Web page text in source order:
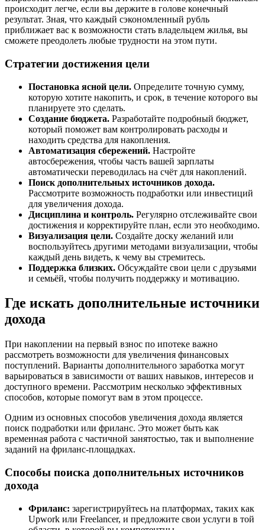
происходит легче, если вы держите в голове конечный
результат. Зная, что каждый сэкономленный рубль
приближает вас к возможности стать владельцем жилья, вы
сможете преодолеть любые трудности на этом пути.
Стратегии достижения цели
Постановка ясной цели. Определите точную сумму,
которую хотите накопить, и срок, в течение которого вы
планируете это сделать.
Создание бюджета. Разработайте подробный бюджет,
который поможет вам контролировать расходы и
находить средства для накопления.
Автоматизация сбережений. Настройте
автосбережения, чтобы часть вашей зарплаты
автоматически переводилась на счёт для накоплений.
Поиск дополнительных источников дохода.
Рассмотрите возможность подработки или инвестиций
для увеличения дохода.
Дисциплина и контроль. Регулярно отслеживайте свои
достижения и корректируйте план, если это необходимо.
Визуализация цели. Создайте доску желаний или
воспользуйтесь другими методами визуализации, чтобы
каждый день видеть, к чему вы стремитесь.
Поддержка близких. Обсуждайте свои цели с друзьями
и семьёй, чтобы получить поддержку и мотивацию.
Где искать дополнительные источники
дохода
При накоплении на первый взнос по ипотеке важно
рассмотреть возможности для увеличения финансовых
поступлений. Варианты дополнительного заработка могут
варьироваться в зависимости от ваших навыков, интересов и
доступного времени. Рассмотрим несколько эффективных
способов, которые помогут вам в этом процессе.
Одним из основных способов увеличения дохода является
поиск подработки или фриланс. Это может быть как
временная работа с частичной занятостью, так и выполнение
заданий на фриланс-площадках.
Способы поиска дополнительных источников
дохода
Фриланс: зарегистрируйтесь на платформах, таких как
Upwork или Freelancer, и предложите свои услуги в той